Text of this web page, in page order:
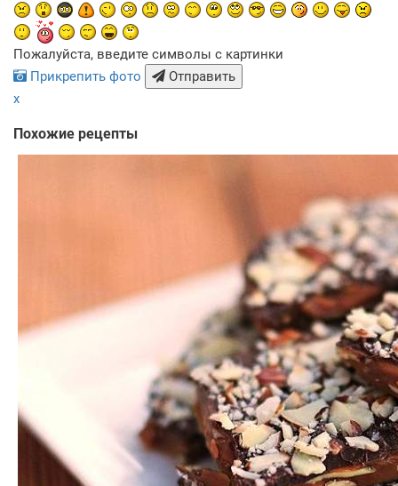
Пожалуйста, введите символы с картинки
Прикрепить фото
Отправить
x
Похожие рецепты